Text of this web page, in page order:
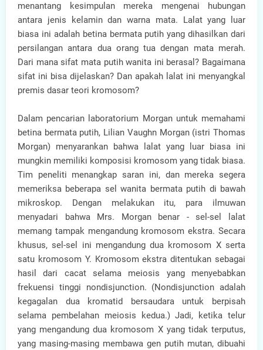
menantang kesimpulan mereka mengenai hubungan
antara jenis kelamin dan warna mata. Lalat yang luar
biasa ini adalah betina bermata putih yang dihasilkan dari
persilangan antara dua orang tua dengan mata merah.
Dari mana sifat mata putih wanita ini berasal? Bagaimana
sifat ini bisa dijelaskan? Dan apakah lalat ini menyangkal
premis dasar teori kromosom?
Dalam pencarian laboratorium Morgan untuk memahami
betina bermata putih, Lilian Vaughn Morgan (istri Thomas
Morgan) menyarankan bahwa lalat yang luar biasa ini
mungkin memiliki komposisi kromosom yang tidak biasa.
Tim peneliti menangkap saran ini, dan mereka segera
memeriksa beberapa sel wanita bermata putih di bawah
mikroskop. Dengan melakukan itu, para ilmuwan
menyadari bahwa Mrs. Morgan benar - sel-sel lalat
memang tampak mengandung kromosom ekstra. Secara
khusus, sel-sel ini mengandung dua kromosom X serta
satu kromosom Y. Kromosom ekstra ditentukan sebagai
hasil dari cacat selama meiosis yang menyebabkan
frekuensi tinggi nondisjunction. (Nondisjunction adalah
kegagalan dua kromatid bersaudara untuk berpisah
selama pembelahan meiosis kedua.) Jadi, ketika telur
yang mengandung dua kromosom X yang tidak terputus,
yang masing-masing membawa gen putih mutan, dibuahi